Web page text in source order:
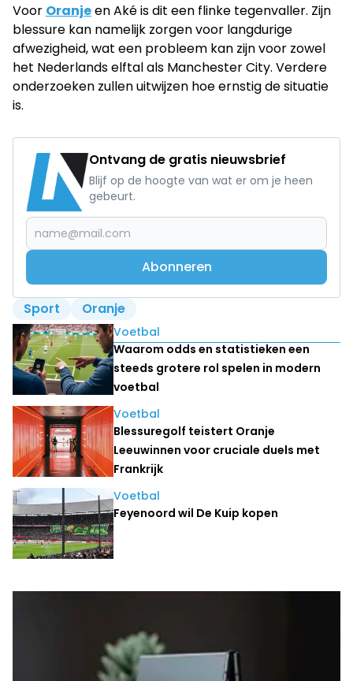
Voor Oranjeen Aké is dit een flinke tegenvaller. Zijn
blessure kan namelijk zorgen voor langdurige
afwezigheid, wat een probleem kan zijn voor zowel
het Nederlands elftal als Manchester City. Verdere
onderzoeken zullen uitwijzen hoe ernstig de situatie
is.
Ontvang de gratis nieuwsbrief
Blijf op de hoogte van wat er om je heen
gebeurt.
Abonneren
Sport Oranje
Lees ook
Voetbal
Waarom odds en statistieken een
steeds grotere rol spelen in modern
voetbal
Voetbal
Blessuregolf teistert Oranje
Leeuwinnen voor cruciale duels met
Frankrijk
Voetbal
Feyenoord wil De Kuip kopen
Laatste nieuws